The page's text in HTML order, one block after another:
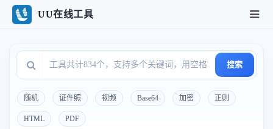
UU在线工具
搜索
随机 证件照 视频 Base64 加密 正则
HTML PDF